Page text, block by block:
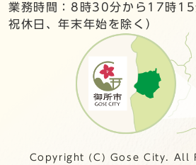
業務時間：8時30分から17時15
祝休日、年末年始を除く）
Copyright (C) Gose City. All